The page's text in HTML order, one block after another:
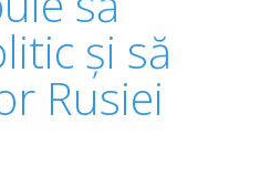
și să
Rusiei